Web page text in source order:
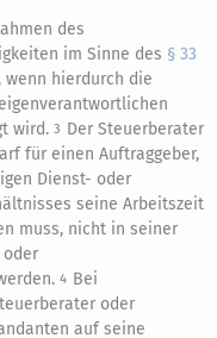
des
im Sinne des § 33
wenn hierdurch die
wird.3 Der Steuerberater
für einen Auftraggeber,
Dienst- oder
seine Arbeitszeit
muss, nicht in seiner
oder
4 Bei
oder
auf seine